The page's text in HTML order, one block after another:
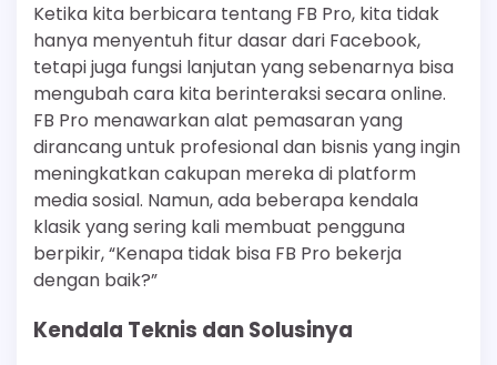
Ketika kita berbicara tentang FB Pro, kita tidak
hanya menyentuh fitur dasar dari Facebook,
tetapi juga fungsi lanjutan yang sebenarnya bisa
mengubah cara kita berinteraksi secara online.
FB Pro menawarkan alat pemasaran yang
dirancang untuk profesional dan bisnis yang ingin
meningkatkan cakupan mereka di platform
media sosial. Namun, ada beberapa kendala
klasik yang sering kali membuat pengguna
berpikir, “Kenapa tidak bisa FB Pro bekerja
dengan baik?”
Kendala Teknis dan Solusinya